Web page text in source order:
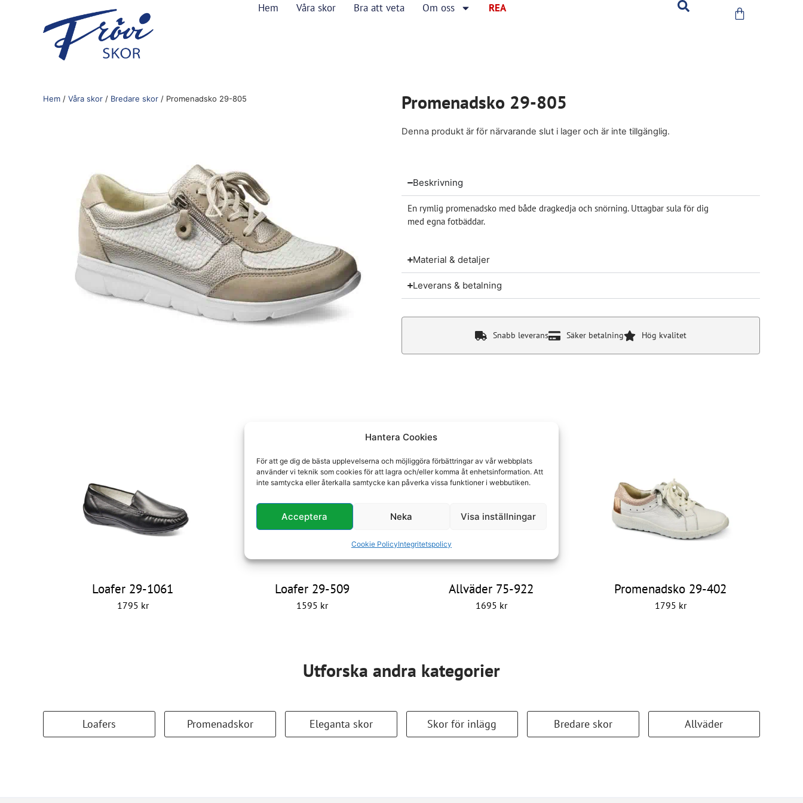
Hantera Cookies
För att ge dig de bästa upplevelserna och möjliggöra förbättringar av vår webbplats
använder vi teknik som cookies för att lagra och/eller komma åt enhetsinformation. Att
inte samtycka eller återkalla samtycke kan påverka vissa funktioner i webbutiken.
Acceptera Neka Visa inställningar
Cookie PolicyIntegritetspolicy
Hem Våra skor Bra att veta Om oss REA
Hem / Våra skor / Bredare skor / Promenadsko 29-805 Promenadsko 29-805
Denna produkt är för närvarande slut i lager och är inte tillgänglig.
Beskrivning
En rymlig promenadsko med både dragkedja och snörning. Uttagbar sula för dig
med egna fotbäddar.
Material & detaljer
Leverans & betalning
Snabb leverans Säker betalning Hög kvalitet
Du kanske även gillar
Promenadsko 29-402
1795 kr
Allväder 75-922
1695 kr
Loafer 29-509
1595 kr
Loafer 29-1061
1795 kr
Utforska andra kategorier
Loafers Promenadskor Eleganta skor Skor för inlägg Bredare skor Allväder